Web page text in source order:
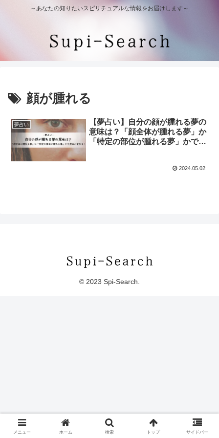
～あなたの知りたいスピリチュアルな情報をお届けします～
顔が腫れる
夢占い
【夢占い】自分の顔が腫れる夢の
意味は？「顔全体が腫れる夢」か
「特定の部位が腫れる夢」かで意
2024.05.02
© 2023 Spi-Search.
メニュー ホーム 検索 トップ サイドバー